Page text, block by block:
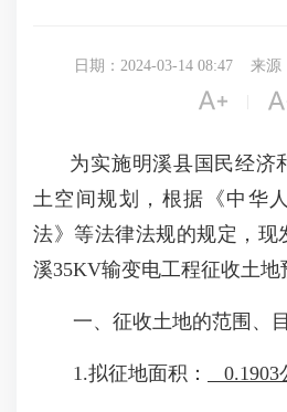
日期：2024-03-14 08:47 来源

为实施明溪县国民经济
土空间规划，根据《中华
法》等法律法规的规定，现
溪35KV输变电工程征收土地
一、征收土地的范围、
1.拟征地面积：